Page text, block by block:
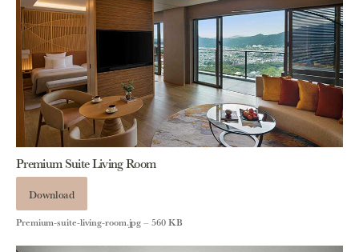
Premium Suite Living Room
Download
Premium-suite-living-room.jpg – 560 KB